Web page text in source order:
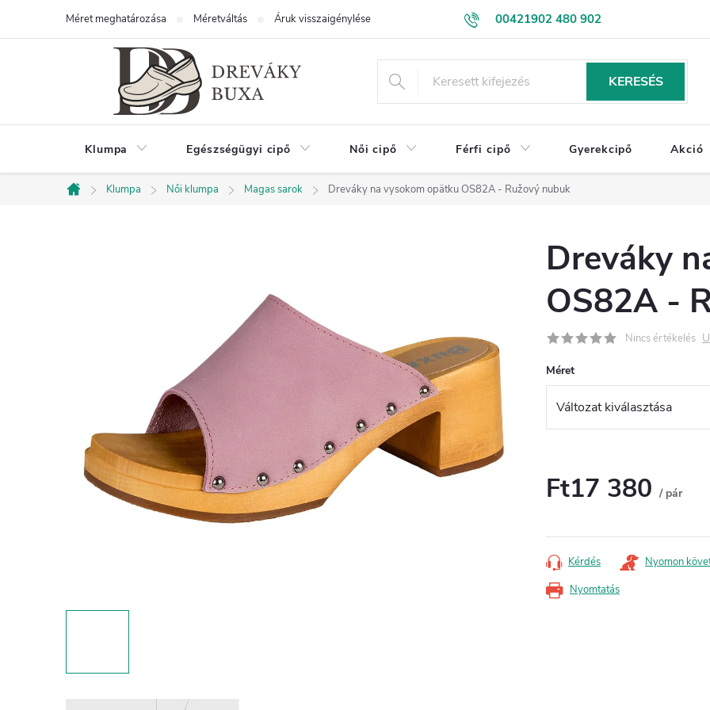
00421902 480 902
eshop@drevakybuxa.sk
Méret meghatározása Méretváltás Áruk visszaigénylése Kapcsolatba lépni NAGYKERESKEDELEM
KERESÉS
Klumpa Egészségügyi cipő Női cipő Férfi cipő Gyerekcipő Akció
Kezdőlap
Klumpa Női klumpa Magas sarok Dreváky na vysokom opätku OS82A - Ružový nubuk
Dreváky
OS82A -
Nincs értékelés
Méret
Ft17 380 / pár
Nyomtatás
Kérdés Nyomon